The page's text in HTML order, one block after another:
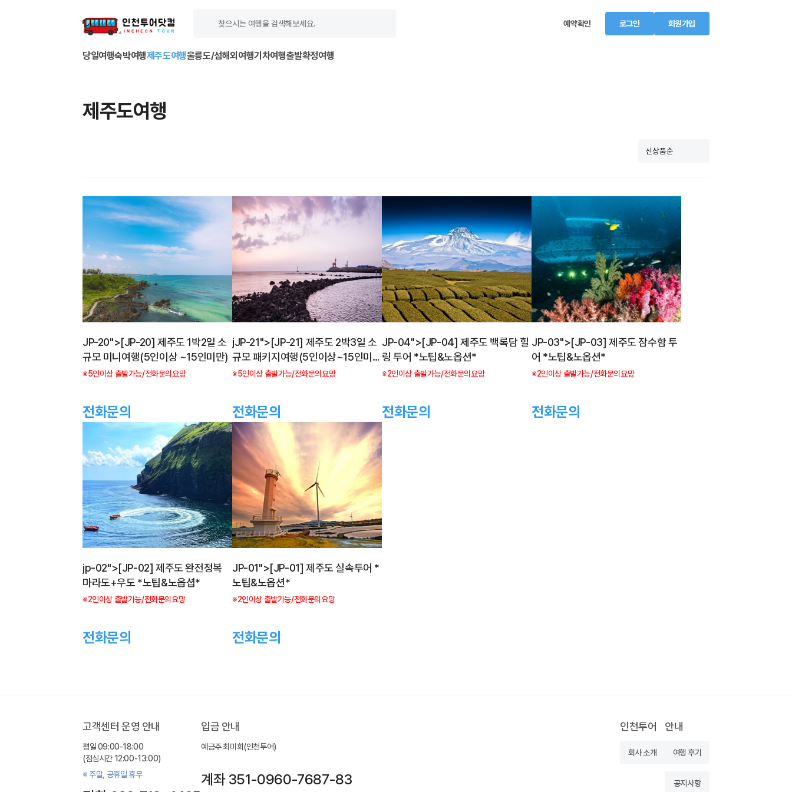
예약확인 로그인 회원가입
당일여행숙박여행제주도여행울릉도/섬해외여행기차여행출발확정여행
제주도여행
JP-20">[JP-20] 제주도 1박2일 소
규모 미니여행(5인이상 ~15인미만)
※5인이상 출발가능/전화문의요망
전화문의
jJP-21">[JP-21] 제주도 2박3일 소
규모 패키지여행(5인이상~15인미
만)
※5인이상 출발가능/전화문의요망
전화문의
JP-04">[JP-04] 제주도 백록담 힐
링 투어 *노팁&노옵션*
※2인이상 출발가능/전화문의요망
전화문의
JP-03">[JP-03] 제주도 잠수함 투
어 *노팁&노옵션*
※2인이상 출발가능/전화문의요망
전화문의
jp-02">[JP-02] 제주도 완전정복
마라도+우도 *노팁&노옵셥*
※2인이상 출발가능/전화문의요망
전화문의
JP-01">[JP-01] 제주도 실속투어 *
노팁&노옵션*
※2인이상 출발가능/전화문의요망
전화문의
고객센터 운영 안내
평일 09:00-18:00
(점심시간 12:00-13:00)
※ 주말, 공휴일 휴무
입금 안내
예금주 최미희(인천투어)
계좌 351-0960-7687-83
인천투어
회사 소개
안내
여행 후기
공지사항